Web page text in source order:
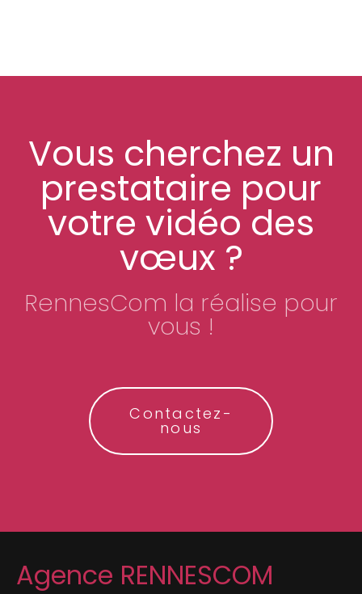
Vous cherchez un
prestataire pour
votre vidéo des
vœux ?
RennesCom la réalise pour
vous !
Contactez-
nous
Agence RENNESCOM